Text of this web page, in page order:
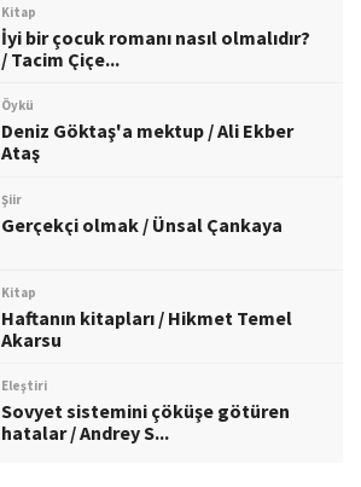
Kitap
İyi bir çocuk romanı nasıl olmalıdır?
/ Tacim Çiçe...
Öykü
Deniz Göktaş'a mektup / Ali Ekber
Ataş
Şiir
Gerçekçi olmak / Ünsal Çankaya
Kitap
Haftanın kitapları / Hikmet Temel
Akarsu
Eleştiri
Sovyet sistemini çöküşe götüren
hatalar / Andrey S...